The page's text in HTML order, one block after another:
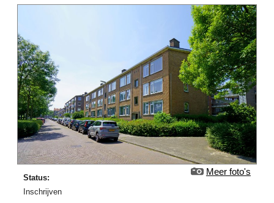
Meer foto's
Status:
Inschrijven